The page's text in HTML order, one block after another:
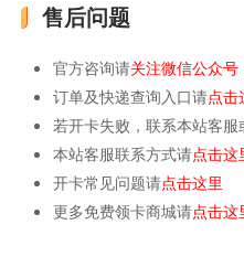
售后问题
官方咨询请关注微信公众
订单及快递查询入口请点击
若开卡失败，联系本站客
本站客服联系方式请点击这
开卡常见问题请点击这里
更多免费领卡商城请点击这